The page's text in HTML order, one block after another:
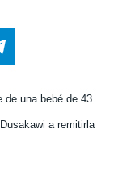
de una bebé de 43
a remitirla